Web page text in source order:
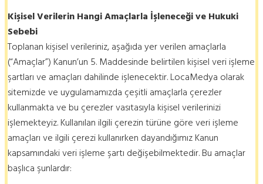
Kişisel Verilerin Hangi Amaçlarla İşleneceği ve Hukuki
Sebebi
Toplanan kişisel verileriniz, aşağıda yer verilen amaçlarla
(“Amaçlar”) Kanun’un 5. Maddesinde belirtilen kişisel veri işleme
şartları ve amaçları dahilinde işlenecektir. LocaMedya olarak
sitemizde ve uygulamamızda çeşitli amaçlarla çerezler
kullanmakta ve bu çerezler vasıtasıyla kişisel verilerinizi
işlemekteyiz. Kullanılan ilgili çerezin türüne göre veri işleme
amaçları ve ilgili çerezi kullanırken dayandığımız Kanun
kapsamındaki veri işleme şartı değişebilmektedir. Bu amaçlar
başlıca şunlardır: